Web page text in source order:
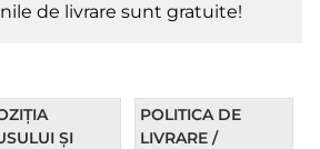
de livrare sunt gratuite!
ȘI
POLITICA DE
LIVRARE /